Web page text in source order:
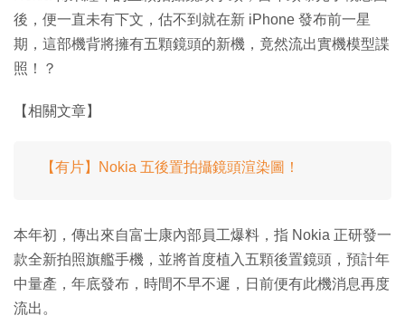
後，便一直未有下文，估不到就在新 iPhone 發布前一星
期，這部機背將擁有五顆鏡頭的新機，竟然流出實機模型諜
照！？
【相關文章】
【有片】Nokia 五後置拍攝鏡頭渲染圖！
本年初，傳出來自富士康內部員工爆料，指 Nokia 正研發一
款全新拍照旗艦手機，並將首度植入五顆後置鏡頭，預計年
中量產，年底發布，時間不早不遲，日前便有此機消息再度
流出。